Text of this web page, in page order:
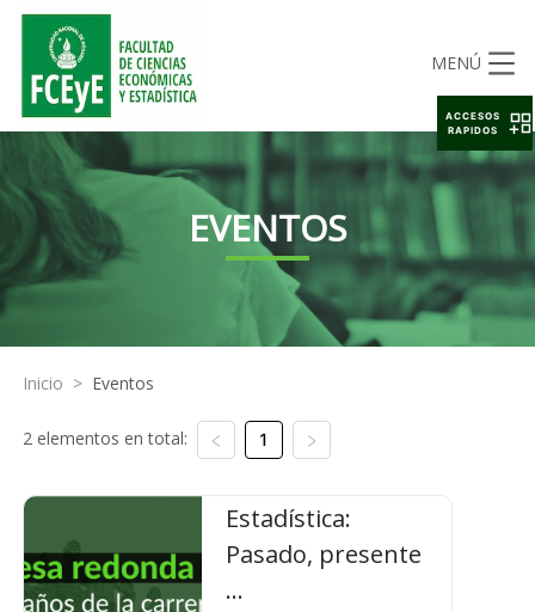
MENÚ
EVENTOS
Inicio > Eventos
2 elementos en total: 1
Estadística:
Pasado, presente
...
ACCESOS
RAPIDOS